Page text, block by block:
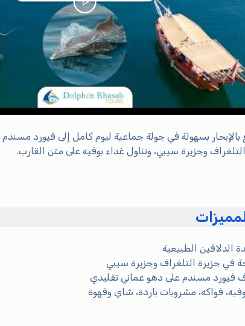
بسهولة في جولة جماعية ليوم كامل إلى فيورد
وجزيرة سيبي، وتناول غداء بوفيه على متن القارب.
الدلافين الطبيعية
في جزيرة التلغراف وجزيرة سيبي
فيورد مسندم على دهو عماني تقليدي
فواكه، مشروبات باردة، شاي وقهوة